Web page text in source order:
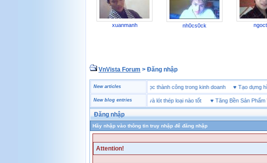
xuanmanh nh0cs0ck
VnVista Forum > Đăng nhập
New articles
Một số câu hỏi phỏng vấn “đặc biệt” của Microsoft 4 bài học thành công trong kinh doanh♥Tạo
New blog entries
Giày bảo hộ lót Kevlar và lót thép loại nào tốt♥ Tăng Bền Sản Phẩm
Đăng nhập
Hãy nhập vào thông tin truy nhập để đăng nhập
Attention!